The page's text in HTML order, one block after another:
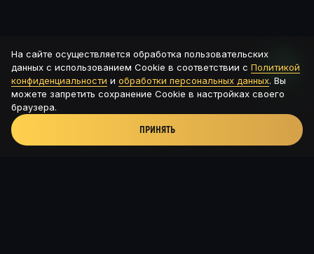
На сайте осуществляется обработка пользовательских
данных с использованием Cookie в соответствии с Политикой
конфиденциальности и обработки персональных данных. Вы
можете запретить сохранение Cookie в настройках своего
браузера.
ПРИНЯТЬ